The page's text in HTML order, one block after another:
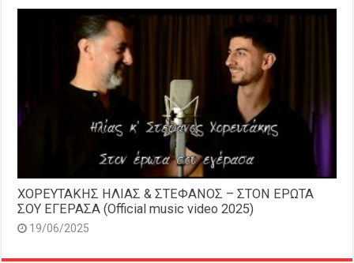
ΧΟΡΕΥΤΑΚΗΣ ΗΛΙΑΣ & ΣΤΕΦΑΝΟΣ – ΣΤΟΝ ΕΡΩΤΑ
ΣΟΥ ΕΓΕΡΑΣΑ (Official music video 2025)
19/06/2025